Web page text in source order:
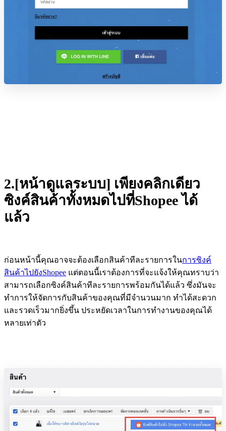
2.[หน้าดูแลระบบ] เพียงคลิกเดียว
ซิงค์สินค้าทั้งหมดไปที่Shopee ได้
แล้ว
ก่อนหน้านี้คุณอาจจะต้องเลือกสินค้าทีละรายการในการซิงค์
สินค้าไปยังShopee แต่ตอนนี้เราต้องการที่จะแจ้งให้คุณทราบว่า
สามารถเลือกซิงค์สินค้าทีละรายการพร้อมกันได้แล้ว ซึ่งมันจะ
ทำการให้จัดการกับสินค้าของคุณที่มีจำนวนมาก ทำได้สะดวก
และรวดเร็วมากยิ่งขึ้น ประหยัดเวลาในการทำงานของคุณได้
หลายเท่าตัว